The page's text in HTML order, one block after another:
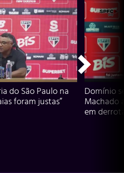
do São Paulo na
foram justas”
Domínio
Machado
em